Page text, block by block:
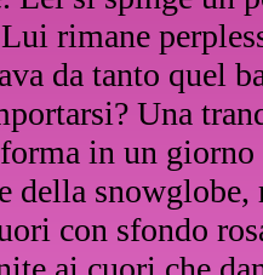
rimane
da tanto quel
Una
in un
della
con sfondo